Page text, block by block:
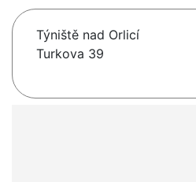
Týniště nad Orlicí
Turkova 39